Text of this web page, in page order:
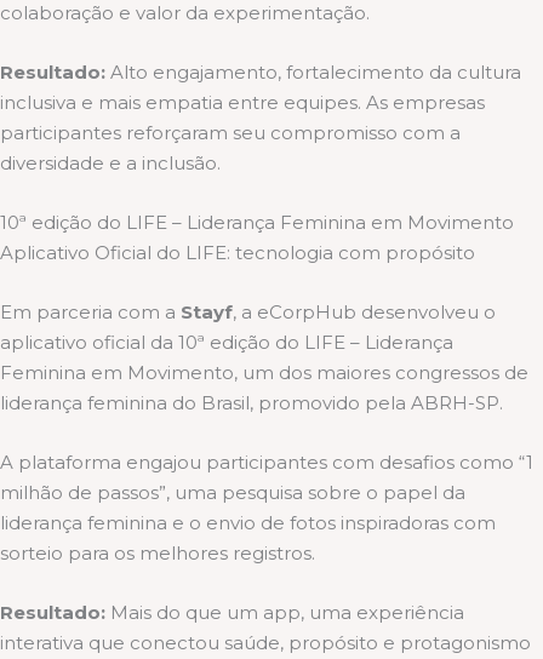
colaboração e valor da experimentação.
Resultado: Alto engajamento, fortalecimento da cultura
inclusiva e mais empatia entre equipes. As empresas
participantes reforçaram seu compromisso com a
diversidade e a inclusão.
10ª edição do LIFE – Liderança Feminina em Movimento
Aplicativo Oficial do LIFE: tecnologia com propósito
Em parceria com a Stayf, a eCorpHub desenvolveu o
aplicativo oficial da 10ª edição do LIFE – Liderança
Feminina em Movimento, um dos maiores congressos de
liderança feminina do Brasil, promovido pela ABRH-SP.
A plataforma engajou participantes com desafios como “1
milhão de passos”, uma pesquisa sobre o papel da
liderança feminina e o envio de fotos inspiradoras com
sorteio para os melhores registros.
Resultado: Mais do que um app, uma experiência
interativa que conectou saúde, propósito e protagonismo